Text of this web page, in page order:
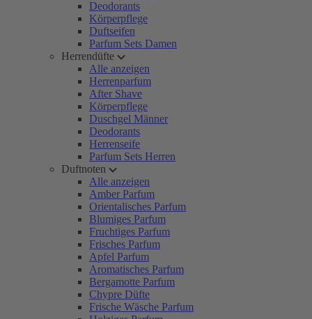
Deodorants
Körperpflege
Duftseifen
Parfum Sets Damen
Herrendüfte
Alle anzeigen
Herrenparfum
After Shave
Körperpflege
Duschgel Männer
Deodorants
Herrenseife
Parfum Sets Herren
Duftnoten
Alle anzeigen
Amber Parfum
Orientalisches Parfum
Blumiges Parfum
Fruchtiges Parfum
Frisches Parfum
Apfel Parfum
Aromatisches Parfum
Bergamotte Parfum
Chypre Düfte
Frische Wäsche Parfum